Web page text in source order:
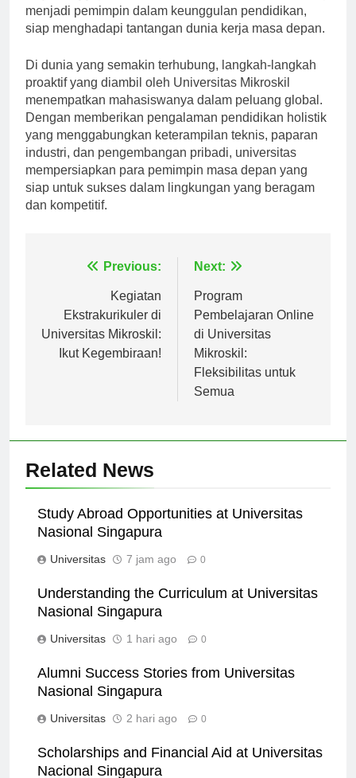
Daya tanggap ini memastikan bahwa universitas tetap
menjadi pemimpin dalam keunggulan pendidikan,
Di dunia yang semakin terhubung, langkah-langkah
proaktif yang diambil oleh Universitas Mikroskil
menempatkan mahasiswanya dalam peluang global.
Dengan memberikan pengalaman pendidikan holistik
yang menggabungkan keterampilan teknis, paparan
industri, dan pengembangan pribadi, universitas
mempersiapkan para pemimpin masa depan yang
siap untuk sukses dalam lingkungan yang beragam
pos
Kegiatan
Ekstrakurikuler di
Universitas Mikroskil:
Program
Pembelajaran Online
di Universitas
Mikroskil:
Fleksibilitas untuk
Related News
Study Abroad Opportunities at Universitas
Understanding the Curriculum at Universitas
Alumni Success Stories from Universitas
Scholarships and Financial Aid at Universitas